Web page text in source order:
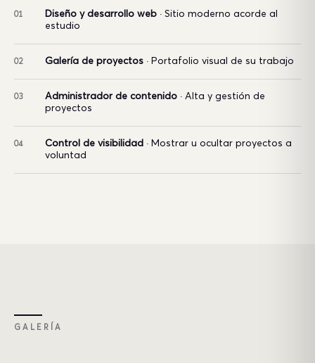
01 Diseño y desarrollo web · Sitio moderno acorde al
estudio
02 Galería de proyectos · Portafolio visual de su trabajo
03 Administrador de contenido · Alta y gestión de
proyectos
04 Control de visibilidad · Mostrar u ocultar proyectos a
voluntad
GALERÍA